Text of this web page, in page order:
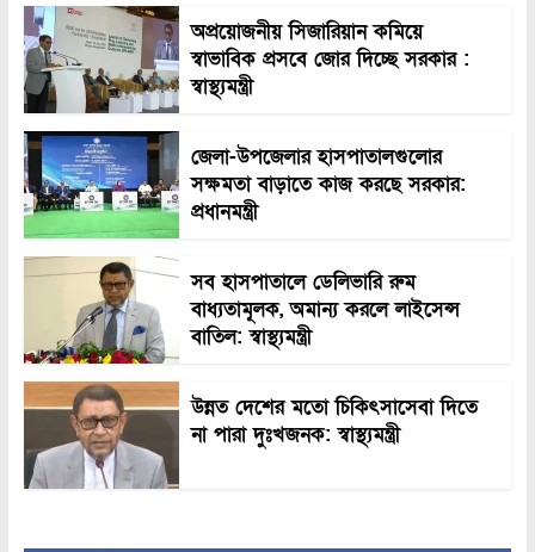
অপ্রয়োজনীয় সিজারিয়ান কমিয়ে
স্বাভাবিক প্রসবে জোর দিচ্ছে সরকার :
স্বাস্থ্যমন্ত্রী
জেলা-উপজেলার হাসপাতালগুলোর
সক্ষমতা বাড়াতে কাজ করছে সরকার:
প্রধানমন্ত্রী
সব হাসপাতালে ডেলিভারি রুম
বাধ্যতামূলক, অমান্য করলে লাইসেন্স
বাতিল: স্বাস্থ্যমন্ত্রী
উন্নত দেশের মতো চিকিৎসাসেবা দিতে
না পারা দুঃখজনক: স্বাস্থ্যমন্ত্রী